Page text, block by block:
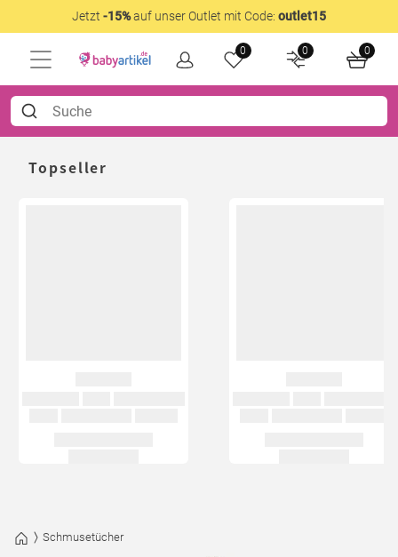
Jetzt -15%auf unser Outlet mit Code: outlet15
0 0 0
Topseller
Schmusetücher